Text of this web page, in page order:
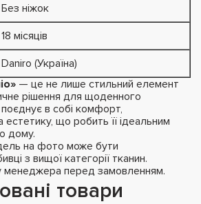
Без ніжок
18 місяців
Daniro (Україна)
— це не лише стильний елемент
рішення для щоденного
в собі комфорт,
естетику, що робить її ідеальним
дому.
на фото може бути
з вищої категорії тканин.
менеджера перед замовленням.
товари